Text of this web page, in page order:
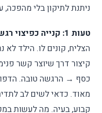
ניתנת לתיקון בלי מהפכה,
טעות 1: קנייה כפיצוי רגשי.
הצליח, קונים לו. הילד לא
קיצור דרך שיוצר קשר
כסף → הרגשה טובה.
מאוד. כדאי לשים לב
קבוע, בעיה. מה לעשות